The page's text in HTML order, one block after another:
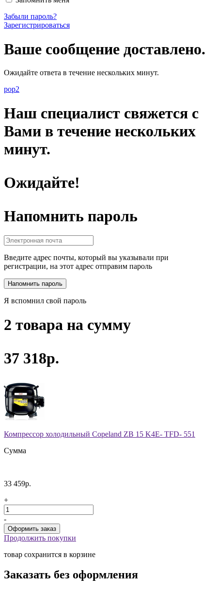
Забыли пароль?
Зарегистрироваться
Ваше сообщение доставлено.
Ожидайте ответа в течение нескольких минут.
pop2
Наш специалист свяжется с
Вами в течение нескольких
минут.
Ожидайте!
Напомнить пароль
Введите адрес почты, который вы указывали при
регистрации, на этот адрес отправим пароль
Я вспомнил свой пароль
2 товара на сумму
37 318р.
Компрессор холодильный Copeland ZB 15 K4E- TFD- 551
Сумма
33 459р.
+
-
Продолжить покупки
товар сохранится в корзине
Заказать без оформления